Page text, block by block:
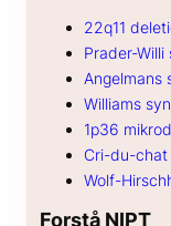
22q11
Prader-Willi
Angelmans
Williams
1p36
Cri-du-chat
Wolf-
Forstå NIPT